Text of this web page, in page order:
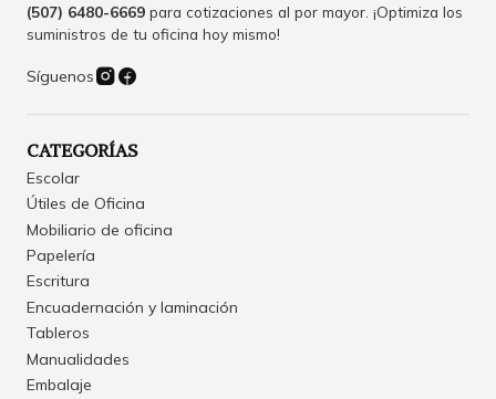
(507) 6480-6669 para cotizaciones al por mayor. ¡Optimiza los
suministros de tu oficina hoy mismo!
Síguenos
CATEGORÍAS
Escolar
Útiles de Oficina
Mobiliario de oficina
Papelería
Escritura
Encuadernación y laminación
Tableros
Manualidades
Embalaje